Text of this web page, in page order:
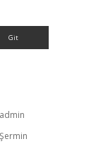
admin
Şermin